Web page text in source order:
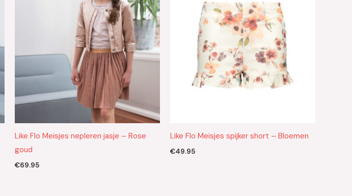
Like Flo Meisjes nepleren jasje – Rose
goud
€69.95
Like Flo Meisjes spijker short – Bloemen
€49.95